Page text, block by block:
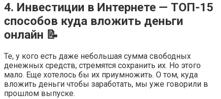
4. Инвестиции в Интернете — ТОП-15
способов куда вложить деньги
онлайн 📝
Те, у кого есть даже небольшая сумма свободных
денежных средств, стремятся сохранить их. Но этого
мало. Еще хотелось бы их приумножить. О том, куда
вложить деньги чтобы заработать, мы уже говорили в
прошлом выпуске.